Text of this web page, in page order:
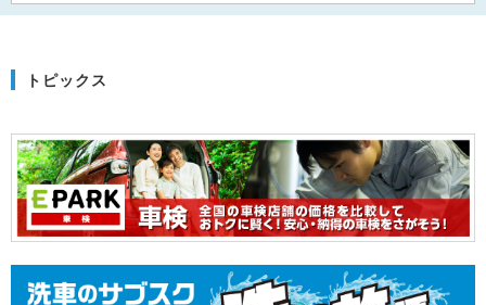
トピックス